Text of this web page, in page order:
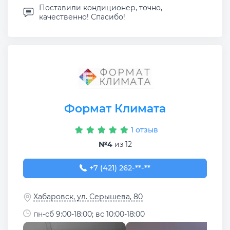
Поставили кондиционер, точно,
качественно! Спасибо!
Формат Климата
1 отзыв
№4из 12
+7 (421) 262-07-00
+7 (421) 262-**-**
Хабаровск, ул. Серышева, 80
пн-сб 9:00-18:00; вс 10:00-18:00